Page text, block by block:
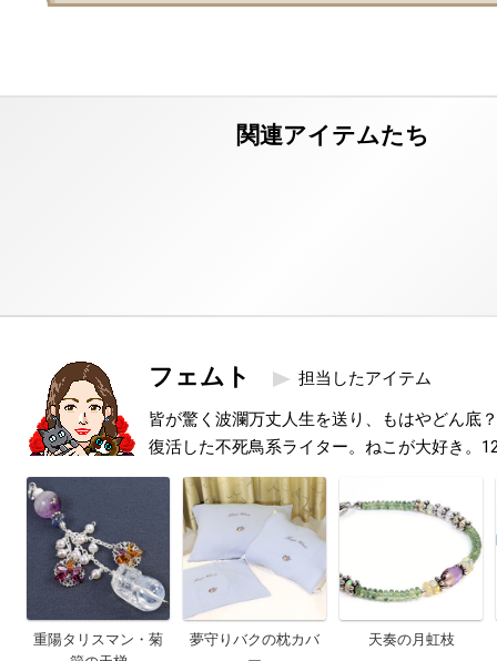
フェムト 担当したアイテム
皆が驚く波瀾万丈人生を送り、もはやどん底
復活した不死鳥系ライター。ねこが大好き。
重陽タリスマン・菊
夢守りバクの枕カバ
天奏の月虹枝